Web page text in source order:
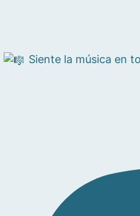
Siente la música en